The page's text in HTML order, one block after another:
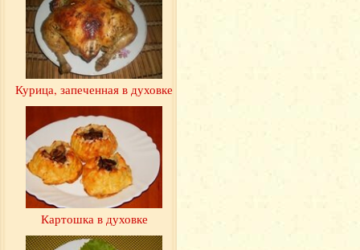
Курица, запеченная в духовке
Картошка в духовке